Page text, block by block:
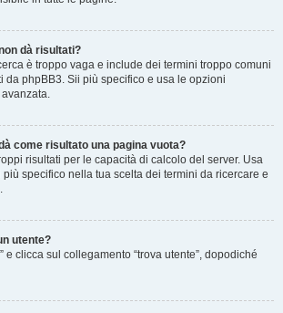
dà risultati?
è troppo vaga e include dei termini troppo comuni
da phpBB3. Sii più specifico e usa le opzioni
come risultato una pagina vuota?
risultati per le capacità di calcolo del server. Usa
più specifico nella tua scelta dei termini da ricercare e
utente?
e clicca sul collegamento “trova utente”, dopodiché